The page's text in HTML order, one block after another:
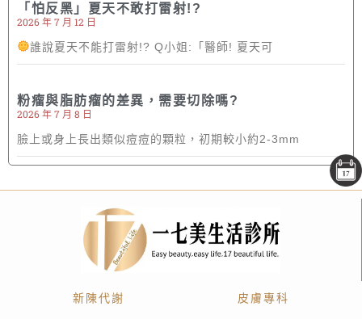
「怕反黑」夏天不敢打雷射!?
2026 年 7 月 12 日
誰說夏天不能打雷射!? Q小姐:「醫師! 夏天可
粉瘤與脂肪瘤的差異，需要切除嗎?
2026 年 7 月 8 日
臉上或身上長出類似痘痘的顆粒，初期較小約2-3mm
新陳代謝 皮膚專科